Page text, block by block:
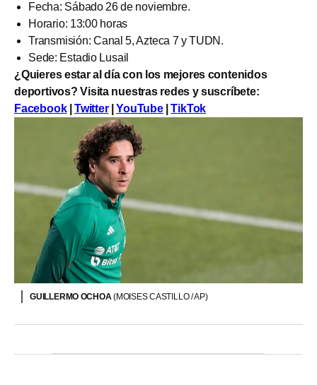
Fecha: Sábado 26 de noviembre.
Horario: 13:00 horas
Transmisión: Canal 5, Azteca 7 y TUDN.
Sede: Estadio Lusail
¿Quieres estar al día con los mejores contenidos
deportivos? Visita nuestras redes y suscríbete:
Facebook|Twitter|YouTube|TikTok
GUILLERMO OCHOA(MOISES CASTILLO / AP)